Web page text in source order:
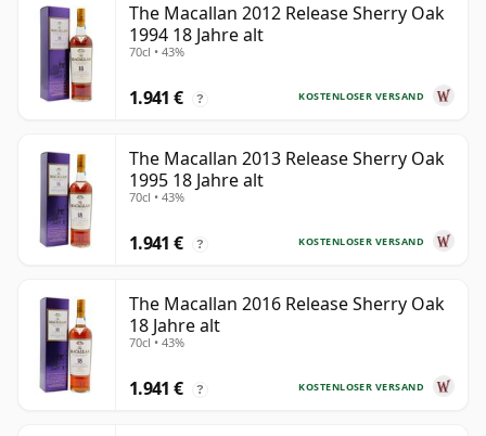
The Macallan 2012 Release Sherry Oak
1994 18 Jahre alt
70cl • 43%
KOSTENLOSER VERSAND
1.941 € ?
The Macallan 2013 Release Sherry Oak
1995 18 Jahre alt
70cl • 43%
KOSTENLOSER VERSAND
1.941 € ?
The Macallan 2016 Release Sherry Oak
18 Jahre alt
70cl • 43%
KOSTENLOSER VERSAND
1.941 € ?